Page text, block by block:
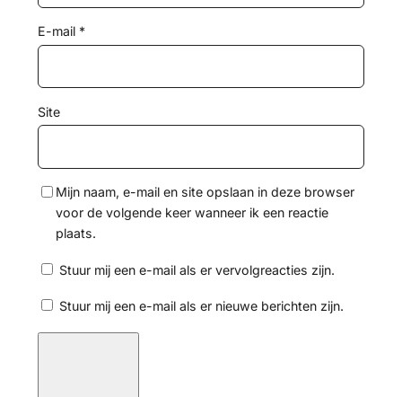
E-mail *
Site
Mijn naam, e-mail en site opslaan in deze browser
voor de volgende keer wanneer ik een reactie
plaats.
Stuur mij een e-mail als er vervolgreacties zijn.
Stuur mij een e-mail als er nieuwe berichten zijn.